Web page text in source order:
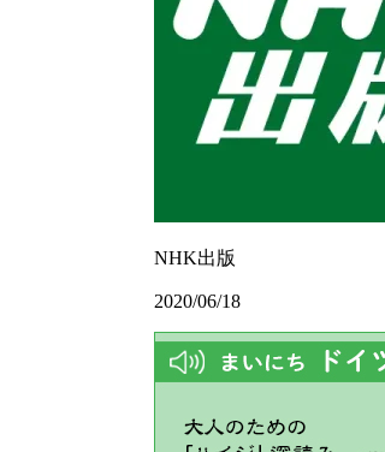
NHK出版
2020/06/18